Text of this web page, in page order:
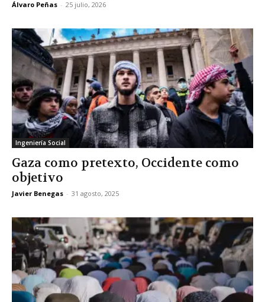
Álvaro Peñas - 25 julio, 2026
Ingeniería Social
Gaza como pretexto, Occidente como
objetivo
Javier Benegas - 31 agosto, 2025